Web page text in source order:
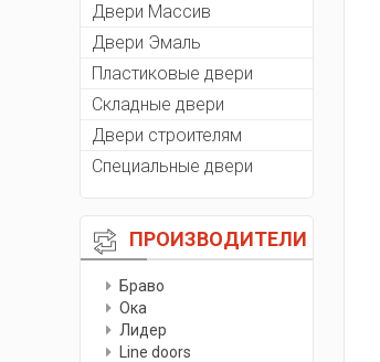
Двери Массив
Двери Эмаль
Пластиковые двери
Складные двери
Двери строителям
Специальные двери
ПРОИЗВОДИТЕЛИ
Браво
Ока
Лидер
Line doors